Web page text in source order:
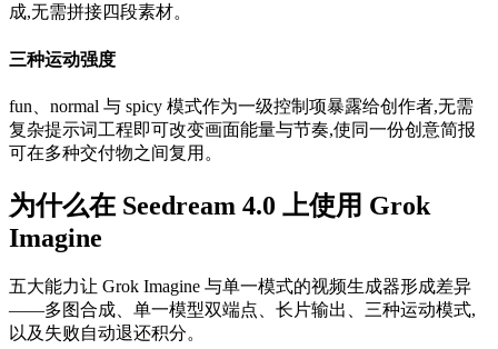
成,无需拼接四段素材。
三种运动强度
fun、normal 与 spicy 模式作为一级控制项暴露给创作者,无需
复杂提示词工程即可改变画面能量与节奏,使同一份创意简报
可在多种交付物之间复用。
为什么在 Seedream 4.0 上使用 Grok
Imagine
五大能力让 Grok Imagine 与单一模式的视频生成器形成差异
——多图合成、单一模型双端点、长片输出、三种运动模式,
以及失败自动退还积分。